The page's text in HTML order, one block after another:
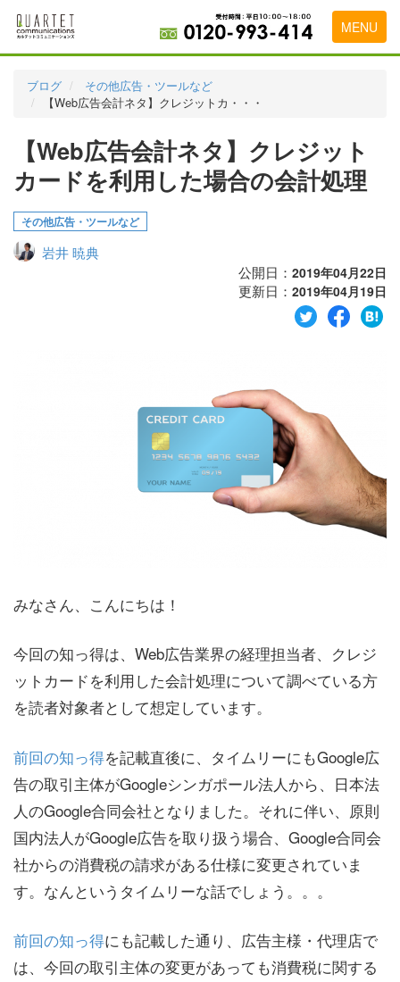
MENU
料金表
実績・お客様の声
初めて導入をお考えの方
代理店の乗り換えをお考えの方
広告代理店・HP制作会社様へ
ブログ
その他広告・ツールなど
【Web広告会計ネタ】クレジットカ・・・
【Web広告会計ネタ】クレジット
カードを利用した場合の会計処理
その他広告・ツールなど
岩井 暁典
公開日： 2019年04月22日
更新日： 2019年04月19日
みなさん、こんにちは！
今回の知っ得は、Web広告業界の経理担当者、クレジ
ットカードを利用した会計処理について調べている方
を読者対象者として想定しています。
前回の知っ得を記載直後に、タイムリーにもGoogle広
告の取引主体がGoogleシンガポール法人から、日本法
人のGoogle合同会社となりました。それに伴い、原則
国内法人がGoogle広告を取り扱う場合、Google合同会
社からの消費税の請求がある仕様に変更されていま
す。なんというタイムリーな話でしょう。。。
前回の知っ得にも記載した通り、広告主様・代理店で
は、今回の取引主体の変更があっても消費税に関する